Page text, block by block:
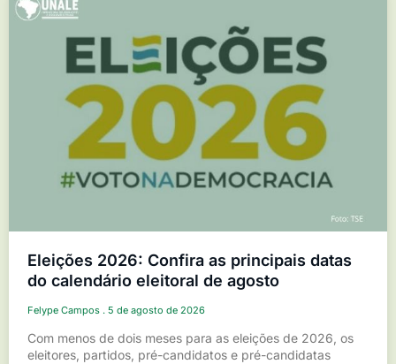
Eleições 2026: Confira as principais datas
do calendário eleitoral de agosto
Felype Campos 5 de agosto de 2026
Com menos de dois meses para as eleições de 2026, os
eleitores, partidos, pré-candidatos e pré-candidatas